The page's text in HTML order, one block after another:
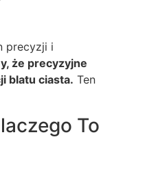
precyzji i
że precyzyjne
blatu ciasta. Ten
To